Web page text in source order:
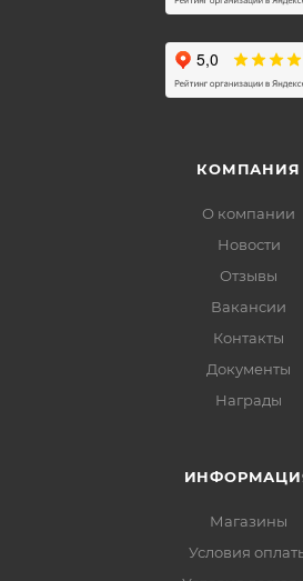
КОМПАНИЯ
О компании
Новости
Отзывы
Вакансии
Контакты
Документы
Награды
Магазины
Условия